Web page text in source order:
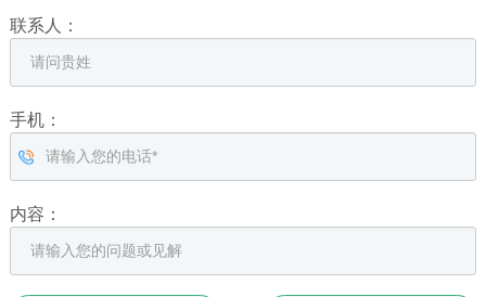
联系人：
手机：
内容：